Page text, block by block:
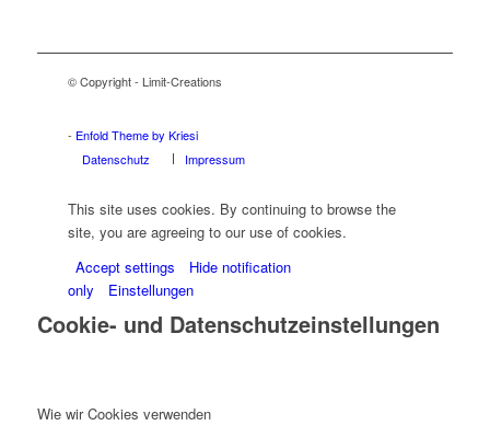
© Copyright - Limit-Creations
- Enfold Theme by Kriesi
Datenschutz
Impressum
This site uses cookies. By continuing to browse the
site, you are agreeing to our use of cookies.
Accept settings
Hide notification
only
Einstellungen
Cookie- und Datenschutzeinstellungen
Wie wir Cookies verwenden